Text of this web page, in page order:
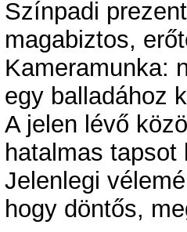
Színpadi
magabiztos,
Kameramunka:
egy balladához
A jelen lévő
hatalmas tapsot
Jelenlegi
hogy döntős,